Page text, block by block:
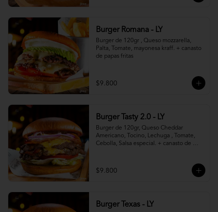
Burger Romana - LY
Burger de 120gr , Queso mozzarella,
Palta, Tomate, mayonesa kraff. + canasto
de papas fritas
$9.800
Burger Tasty 2.0 - LY
Burger de 120gr, Queso Cheddar
Americano, Tocino, Lechuga , Tomate,
Cebolla, Salsa especial. + canasto de
$9.800
Burger Texas - LY